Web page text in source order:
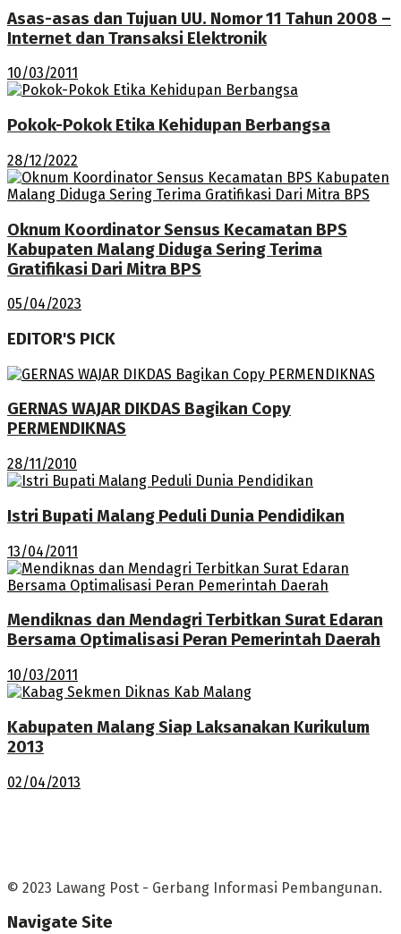
Asas-asas dan Tujuan UU. Nomor 11 Tahun 2008 –
Internet dan Transaksi Elektronik
10/03/2011
Pokok-Pokok Etika Kehidupan Berbangsa
28/12/2022
Oknum Koordinator Sensus Kecamatan BPS
Kabupaten Malang Diduga Sering Terima
Gratifikasi Dari Mitra BPS
05/04/2023
EDITOR'S PICK
GERNAS WAJAR DIKDAS Bagikan Copy
PERMENDIKNAS
28/11/2010
Istri Bupati Malang Peduli Dunia Pendidikan
13/04/2011
Mendiknas dan Mendagri Terbitkan Surat Edaran
Bersama Optimalisasi Peran Pemerintah Daerah
10/03/2011
Kabupaten Malang Siap Laksanakan Kurikulum
2013
02/04/2013
© 2023 Lawang Post - Gerbang Informasi Pembangunan.
Navigate Site